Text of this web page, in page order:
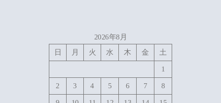
2026年8月
日
月 火 水 木 金 土
1
2 3 4 5 6 7 8